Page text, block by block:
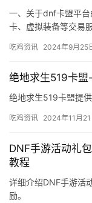
取技巧
一、关于dnf卡盟平
卡、虚拟装备等交易
吃鸡资讯 2024年9月25
绝地求生519卡
绝地求生519卡盟提
吃鸡资讯 2024年11月21
DNF手游活动礼
教程
详细介绍DNF手游活
励。